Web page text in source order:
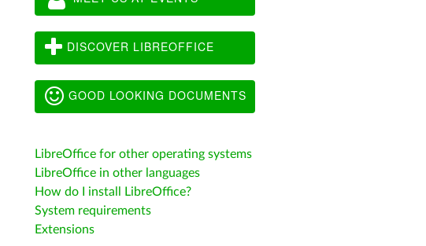
DISCOVER LIBREOFFICE
GOOD LOOKING DOCUMENTS
LibreOffice for other operating systems
LibreOffice in other languages
How do I install LibreOffice?
System requirements
Extensions